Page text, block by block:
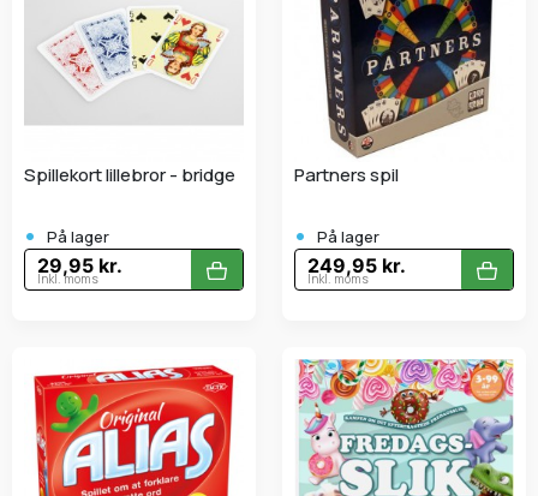
Spillekort lillebror - bridge
• På lager
29,95 kr.
Inkl. moms
Partners spil
• På lager
249,95 kr.
Inkl. moms